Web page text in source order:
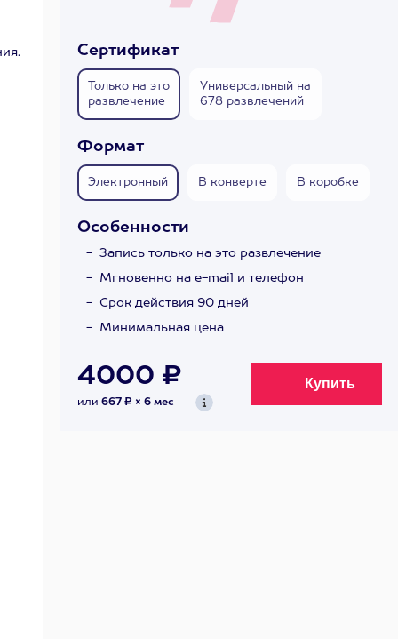
Сертификат
Только на это
развлечение
Универсальный на
678 развлечений
Формат
Электронный В конверте В коробке
Особенности
Запись только на это развлечение
Мгновенно на e-mail и телефон
Срок действия 90 дней
Минимальная цена
4000 ₽
или 667 ₽ × 6 мес